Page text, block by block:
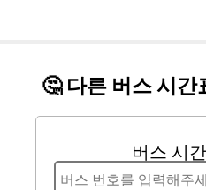
🤔 다른 버스 시
버스 시